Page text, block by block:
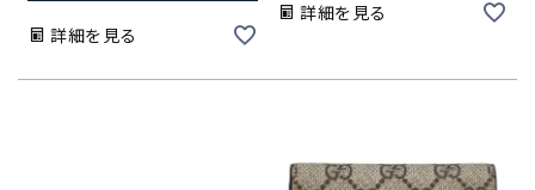
詳細を見る
詳細を見る